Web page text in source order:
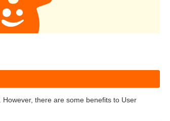
there are some benefits to User